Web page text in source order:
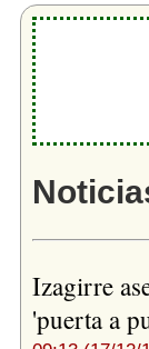
Izagirre
'puerta a